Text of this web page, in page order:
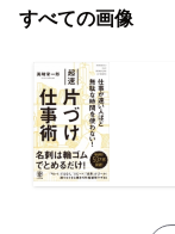
すべての画像